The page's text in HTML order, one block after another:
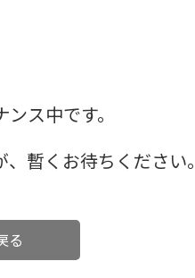
ス中です。
暫くお待ちください。
る